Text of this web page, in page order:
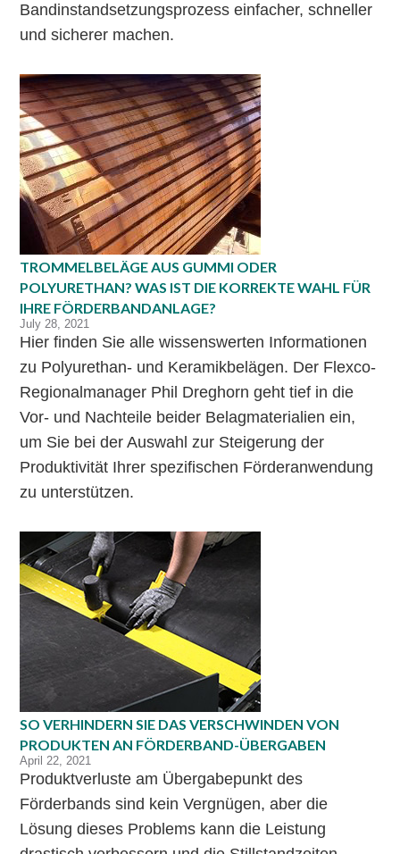
Bandinstandsetzungsprozess einfacher, schneller
und sicherer machen.
TROMMELBELÄGE AUS GUMMI ODER
POLYURETHAN? WAS IST DIE KORREKTE WAHL FÜR
IHRE FÖRDERBANDANLAGE?
July 28, 2021
Hier finden Sie alle wissenswerten Informationen
zu Polyurethan- und Keramikbelägen. Der Flexco-
Regionalmanager Phil Dreghorn geht tief in die
Vor- und Nachteile beider Belagmaterialien ein,
um Sie bei der Auswahl zur Steigerung der
Produktivität Ihrer spezifischen Förderanwendung
zu unterstützen.
SO VERHINDERN SIE DAS VERSCHWINDEN VON
PRODUKTEN AN FÖRDERBAND-ÜBERGABEN
April 22, 2021
Produktverluste am Übergabepunkt des
Förderbands sind kein Vergnügen, aber die
Lösung dieses Problems kann die Leistung